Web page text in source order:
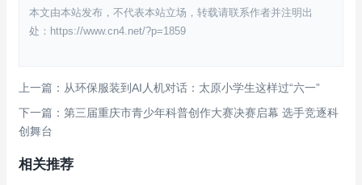
本文由本站发布，不代表本站立场，转载请联系作者并注明出
处：https://www.cn4.net/?p=1859
上一篇：从环保服装到AI人机对话：太原小学生这样过“六一”
下一篇：第三届重庆市青少年科普创作大赛决赛启幕 选手竞逐科
创舞台
相关推荐